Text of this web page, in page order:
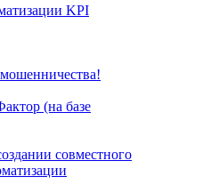
KPI
(на базе
совместного